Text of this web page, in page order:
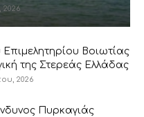
Βοιωτίας
της Στερεάς Ελλάδας
2026
Πυρκαγιάς